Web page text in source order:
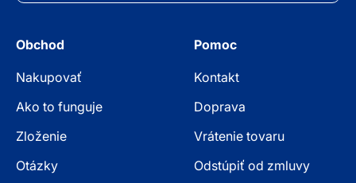
Obchod
Nakupovať
Ako to funguje
Zloženie
Otázky
Pomoc
Kontakt
Doprava
Vrátenie tovaru
Odstúpiť od zmluvy